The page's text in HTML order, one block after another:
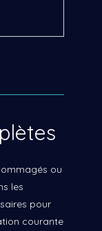
ou
les
pour
courante